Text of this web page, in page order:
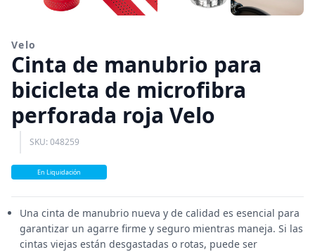
Velo
Cinta de manubrio para
bicicleta de microfibra
perforada roja Velo
SKU: 048259
En Liquidación
Una cinta de manubrio nueva y de calidad es esencial para
garantizar un agarre firme y seguro mientras maneja. Si las
cintas viejas están desgastadas o rotas, puede ser